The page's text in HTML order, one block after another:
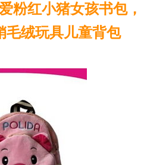
粉红小猪女孩书包，
毛绒玩具儿童背包